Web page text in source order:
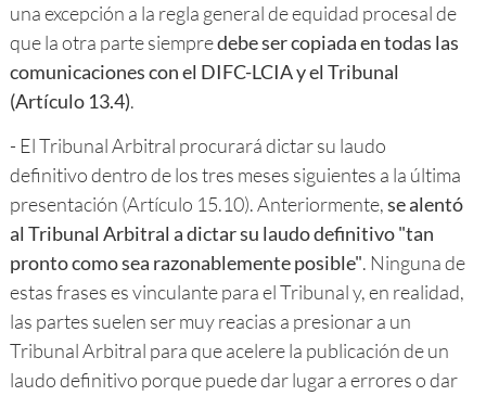
una excepción a la regla general de equidad procesal de
que la otra parte siempredebe ser copiada en todas las
comunicaciones con el DIFC-LCIA y el Tribunal
(Artículo 13.4).
- El Tribunal Arbitral procurará dictar su laudo
definitivo dentro de los tres meses siguientes a la última
presentación (Artículo 15.10). Anteriormente,se alentó
al Tribunal Arbitral a dictar su laudo definitivo "tan
pronto como sea razonablemente posible". Ninguna de
estas frases es vinculante para el Tribunal y, en realidad,
las partes suelen ser muy reacias a presionar a un
Tribunal Arbitral para que acelere la publicación de un
laudo definitivo porque puede dar lugar a errores o dar